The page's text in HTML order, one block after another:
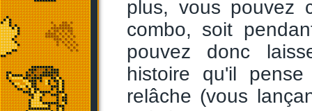
plus, vous pouvez
combo, soit
pouvez donc
histoire qu'il
relâche (vous